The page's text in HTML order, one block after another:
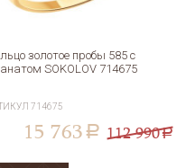
золотое пробы 585 с
SOKOLOV 714675
714675
15 763 a 112 990a